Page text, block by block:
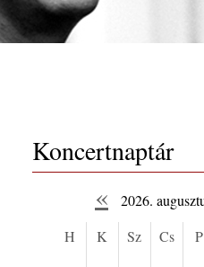
Koncertnaptár
« 2026.
H K Sz Cs P